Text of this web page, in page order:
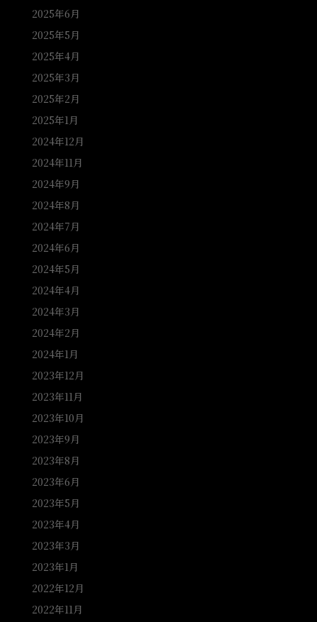
2025年6月
2025年5月
2025年4月
2025年3月
2025年2月
2025年1月
2024年12月
2024年11月
2024年9月
2024年8月
2024年7月
2024年6月
2024年5月
2024年4月
2024年3月
2024年2月
2024年1月
2023年12月
2023年11月
2023年10月
2023年9月
2023年8月
2023年6月
2023年5月
2023年4月
2023年3月
2023年1月
2022年12月
2022年11月